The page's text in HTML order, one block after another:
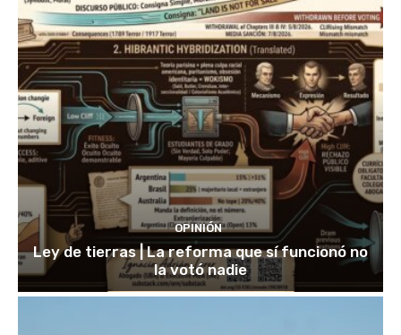
OPINIÓN
Ley de tierras | La reforma que sí funcionó no
la votó nadie